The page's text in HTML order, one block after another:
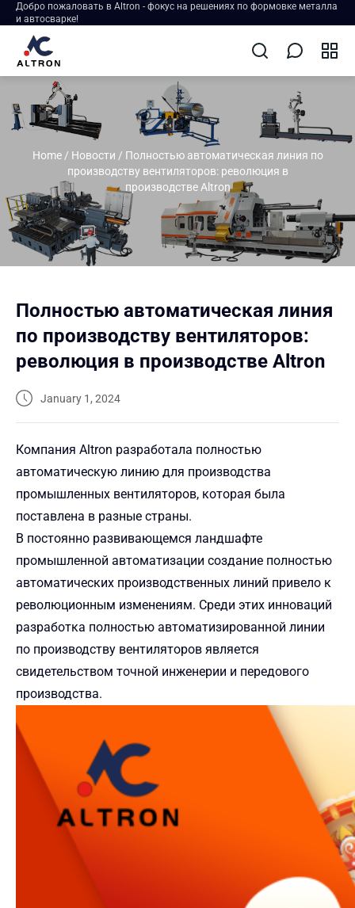
Добро пожаловать в Altron - фокус на решениях по формовке металла
и автосварке!
Home/ Новости / Полностью автоматическая линия по
производству вентиляторов: революция в
производстве Altron
Полностью автоматическая линия
по производству вентиляторов:
революция в производстве Altron
January 1, 2024
Компания Altron разработала полностью
автоматическую линию для производства
промышленных вентиляторов, которая была
поставлена в разные страны.
В постоянно развивающемся ландшафте
промышленной автоматизации создание полностью
автоматических производственных линий привело к
революционным изменениям. Среди этих инноваций
разработка полностью автоматизированной линии
по производству вентиляторов является
свидетельством точной инженерии и передового
производства.